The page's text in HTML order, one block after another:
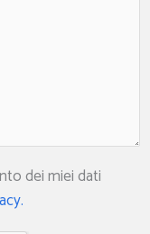
dei miei dati